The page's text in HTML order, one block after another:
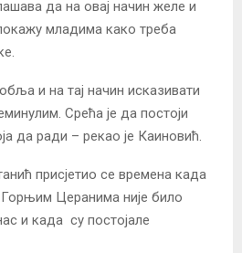
да на овај начин желе и
младима како треба
и на тај начин исказивати
Срећа је да постоји
да ради – рекао је Каиновић.
присјетио се времена када
Церанима није било
и када су постојале